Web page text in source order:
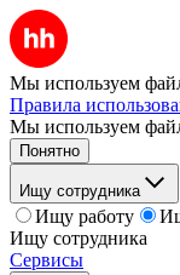
Мы используем
Правила
Мы используем
Понятно
Ищу сотрудника
Ищу работу
Ищу сотрудника
Сервисы